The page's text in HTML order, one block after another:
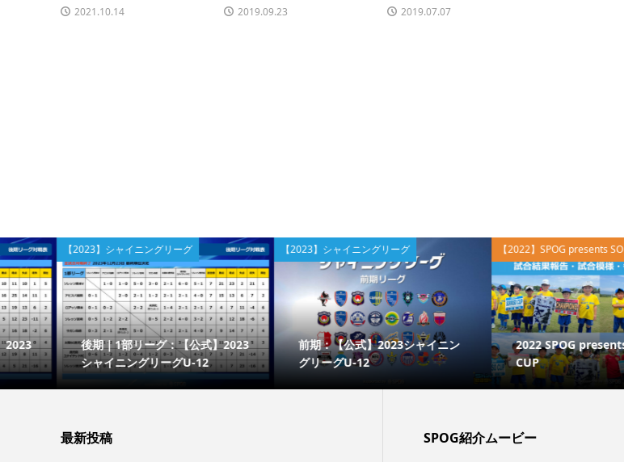
2021.10.14 2019.09.23 2019.07.07
【2023】シャイニングリーグ
後期｜1部リーグ：【公式】2023
シャイニングリーグU-12
【2023】シャイニングリーグ
前期：【公式】2023シャイニン
グリーグU-12
【2022】SPOG presents SORRISO CUP
2022 SPOG presents SORRISO
最新投稿 SPOG紹介ムービー